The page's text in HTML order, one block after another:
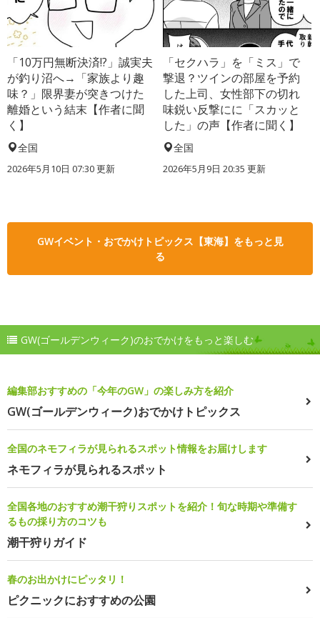
「10万円無断決済!?」誠実夫
が釣り沼へ→「家族より趣
味？」限界妻が突きつけた
離婚という結末【作者に聞
く】
全国
2026年5月10日 07:30 更新
「セクハラ」を「ミス」で
撃退？ツインの部屋を予約
した上司、女性部下の切れ
味鋭い反撃にに「スカッと
した」の声【作者に聞く】
全国
2026年5月9日 20:35 更新
GWイベント・おでかけトピックス【東海】をもっと見
る
GW(ゴールデンウィーク)のおでかけをもっと楽しむ
編集部おすすめの「今年のGW」の楽しみ方を紹介
GW(ゴールデンウィーク)おでかけトピックス
全国のネモフィラが見られるスポット情報をお届けします
ネモフィラが見られるスポット
全国各地のおすすめ潮干狩りスポットを紹介！旬な時期や準備す
るもの採り方のコツも
潮干狩りガイド
春のお出かけにピッタリ！
ピクニックにおすすめの公園